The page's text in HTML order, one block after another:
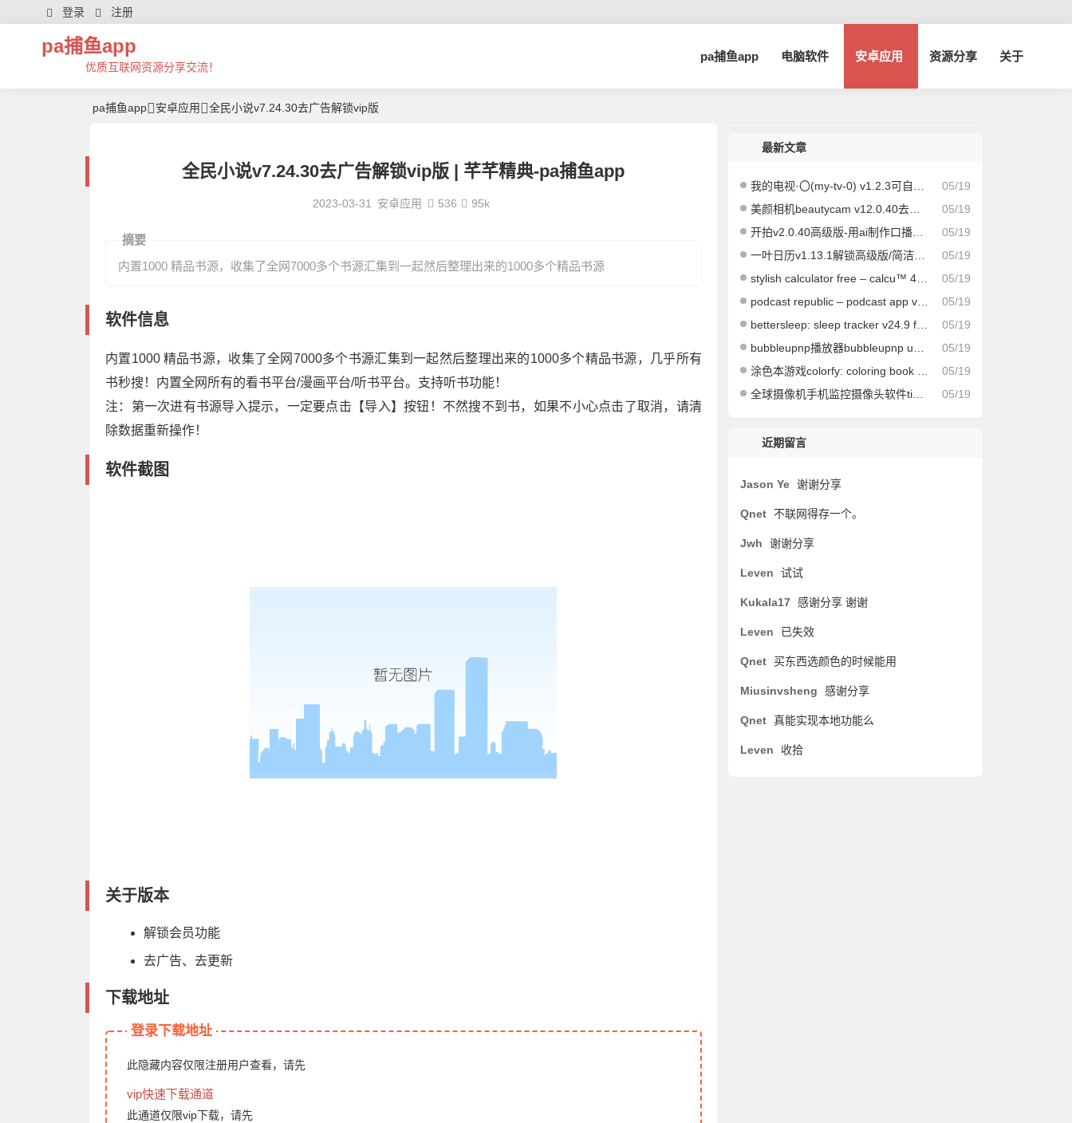
登录 注册
pa捕鱼app
优质互联网资源分享交流！
pa捕鱼app 电脑软件 安卓应用 资源分享 关于
pa捕鱼app 安卓应用 全民小说v7.24.30去广告解锁vip版
全民小说v7.24.30去广告解锁vip版 | 芊芊精典-pa捕鱼app
2023-03-31 安卓应用 536 95k
摘要
内置1000 精品书源，收集了全网7000多个书源汇集到一起然后整理出来的1000多个精品书源
软件信息
内置1000 精品书源，收集了全网7000多个书源汇集到一起然后整理出来的1000多个精品书源，几乎所有
书秒搜！内置全网所有的看书平台/漫画平台/听书平台。支持听书功能！
注：第一次进有书源导入提示，一定要点击【导入】按钮！不然搜不到书，如果不小心点击了取消，请清
除数据重新操作！
软件截图
关于版本
解锁会员功能
去广告、去更新
下载地址
登录下载地址
此隐藏内容仅限注册用户查看，请先
vip快速下载通道
此通道仅限vip下载，请先
最新文章
05/19
我的电视·〇(my-tv-0) v1.2.3可自定义超流畅电视直播
05/19
美颜相机beautycam v12.0.40去广告vip版
05/19
开拍v2.0.40高级版-用ai制作口播视频
05/19
一叶日历v1.13.1解锁高级版/简洁实用的日历应用
05/19
stylish calculator free – calcu™ 4.4.8高级版-功能强大的计算器
05/19
podcast republic – podcast app v24.5.16r for android高级专业版
05/19
bettersleep: sleep tracker v24.9 for android高级版
05/19
bubbleupnp播放器bubbleupnp upnp/dlna license pro v4.3.7解锁专业版
05/19
涂色本游戏colorfy: coloring book games v3.26 for android 高级版
05/19
全球摄像机手机监控摄像头软件tinycam monitor pro v17.3.1 for android 直装付费解锁专业版
近期留言
Jason Ye 谢谢分享
Qnet 不联网得存一个。
Jwh 谢谢分享
Leven 试试
Kukala17 感谢分享 谢谢
Leven 已失效
Qnet 买东西选颜色的时候能用
Miusinvsheng 感谢分享
Qnet 真能实现本地功能么
Leven 收拾